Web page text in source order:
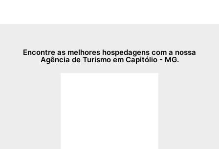
Encontre as melhores hospedagens com a nossa
Agência de Turismo em Capitólio - MG.